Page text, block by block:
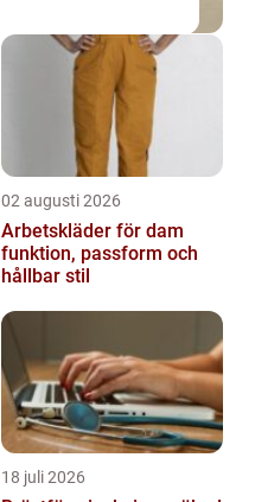
02 augusti 2026
Arbetskläder för dam
funktion, passform och
hållbar stil
18 juli 2026